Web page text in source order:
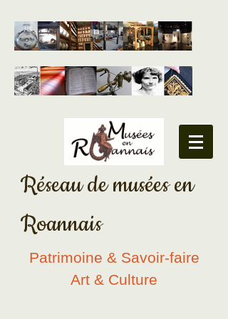
Réseau de musées en
Roannais ​
Patrimoine & Savoir-faire
Art & Culture